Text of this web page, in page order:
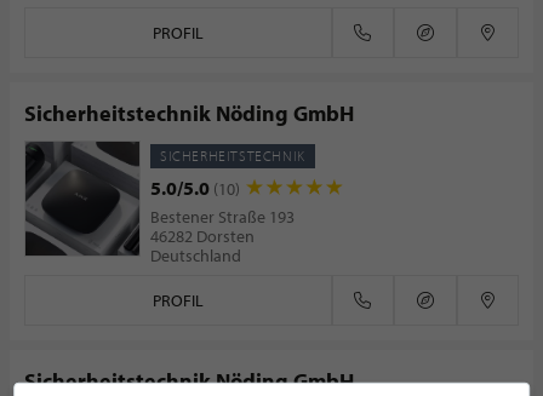
PROFIL
Sicherheitstechnik Nöding GmbH
SICHERHEITSTECHNIK
5.0/5.0 (10)
Bestener Straße 193
46282 Dorsten
Deutschland
PROFIL
Sicherheitstechnik Nöding GmbH